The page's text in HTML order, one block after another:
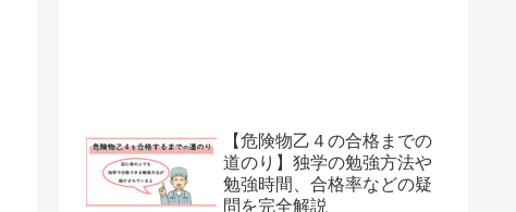
【危険物乙４の合格までの
道のり】独学の勉強方法や
勉強時間、合格率などの疑
問を完全解説